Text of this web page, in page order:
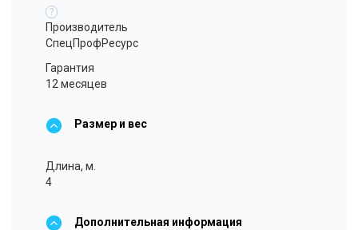
?
Производитель
СпецПрофРесурс
Гарантия
12 месяцев
Размер и вес
Длина, м.
4
Дополнительная информация